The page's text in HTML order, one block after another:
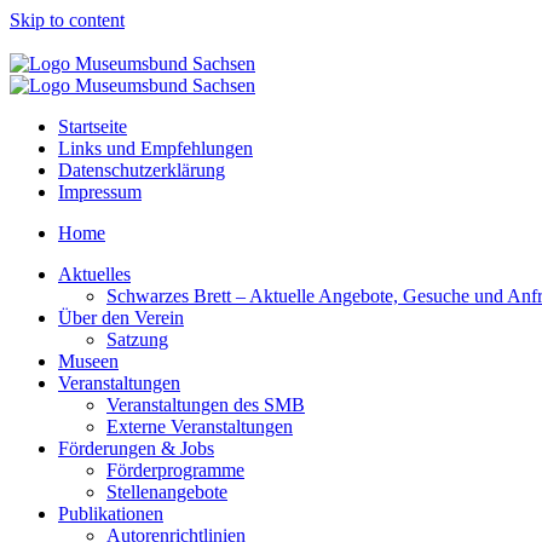
Skip to content
Startseite
Links und Empfehlungen
Datenschutzerklärung
Impressum
Home
Aktuelles
Schwarzes Brett – Aktuelle Angebote, Gesuche und
Über den Verein
Satzung
Museen
Veranstaltungen
Veranstaltungen des SMB
Externe Veranstaltungen
Förderungen & Jobs
Förderprogramme
Stellenangebote
Publikationen
Autorenrichtlinien